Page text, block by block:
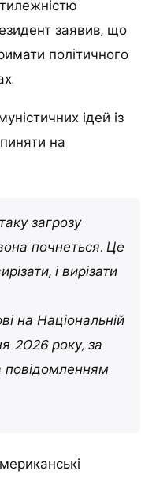
заявив, що
політичного
ідей із
на
загрозу
почнеться. Це
і вирізати
на Національній
2026 року, за
повідомленням